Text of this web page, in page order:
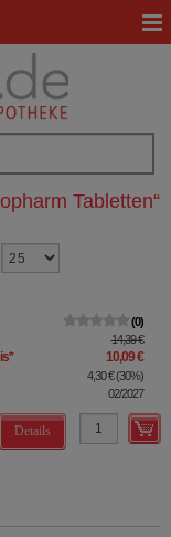
Tabletten“
0
14,39 €
* 10,09 €
4,30 €(30%)
02/2027
Details